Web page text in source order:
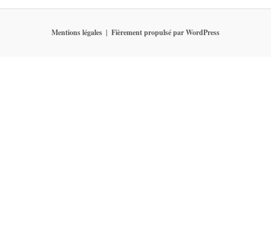
Mentions légales Fièrement propulsé par WordPress